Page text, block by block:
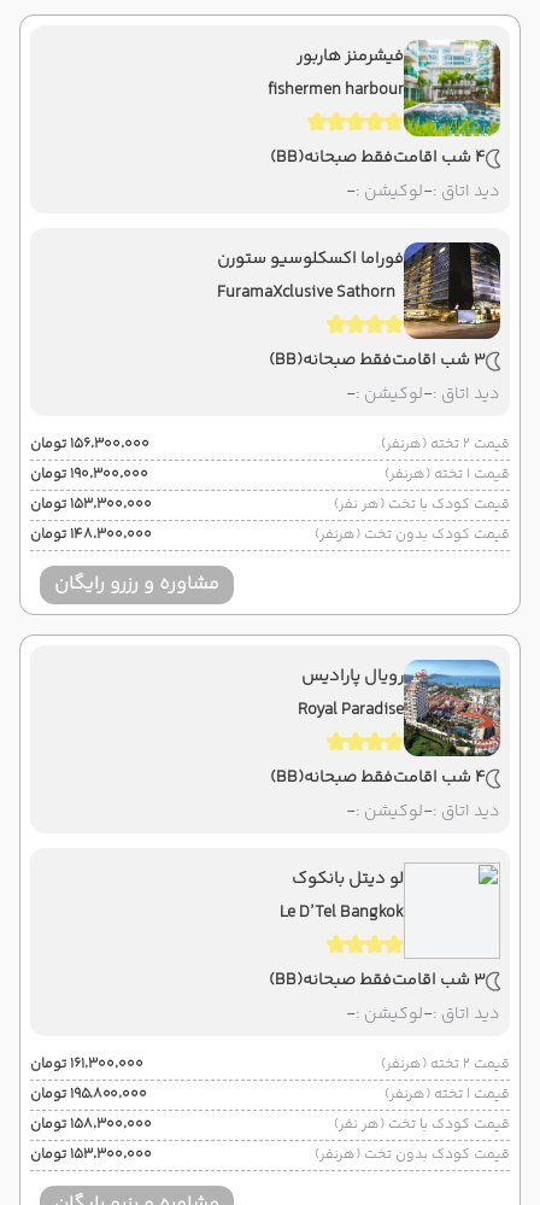
فیشرمنز هاربور
fishermen harbour
4 شب اقامت فقط صبحانه(BB)
دید اتاق :-لوکیشن :-
فوراما اکسکلوسیو ستورن
FuramaXclusive Sathorn
3 شب اقامت فقط صبحانه(BB)
دید اتاق :-لوکیشن :-
قیمت 2 تخته (هرنفر)
۱۵۶٬۳۰۰٬۰۰۰ تومان
قیمت 1 تخته (هرنفر)
۱۹۰٬۳۰۰٬۰۰۰ تومان
قیمت کودک با تخت (هر نفر)
۱۵۳٬۳۰۰٬۰۰۰ تومان
قیمت کودک بدون تخت (هرنفر)
۱۴۸٬۳۰۰٬۰۰۰ تومان
مشاوره و رزرو رایگان
رویال پارادیس
Royal Paradise
4 شب اقامت فقط صبحانه(BB)
دید اتاق :-لوکیشن :-
لو دیتل بانکوک
Le D’Tel Bangkok
3 شب اقامت فقط صبحانه(BB)
دید اتاق :-لوکیشن :-
قیمت 2 تخته (هرنفر)
۱۶۱٬۳۰۰٬۰۰۰ تومان
قیمت 1 تخته (هرنفر)
۱۹۵٬۸۰۰٬۰۰۰ تومان
قیمت کودک با تخت (هر نفر)
۱۵۸٬۳۰۰٬۰۰۰ تومان
قیمت کودک بدون تخت (هرنفر)
۱۵۳٬۳۰۰٬۰۰۰ تومان